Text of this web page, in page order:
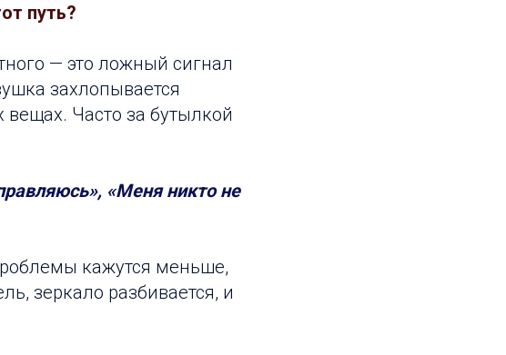
путь?
— это ложный сигнал
захлопывается
вещах. Часто за бутылкой
«Меня никто не
кажутся меньше,
зеркало разбивается, и